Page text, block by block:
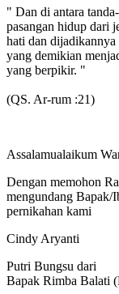
" Dan di antara
pasangan hidup dari
hati dan dijadikannya
yang demikian
yang berpikir. "
(QS. Ar-rum :21)
Assalamualaikum
Dengan memohon
mengundang Bapak/
pernikahan kami
Cindy Aryanti
Putri Bungsu dari
Bapak Rimba Balati